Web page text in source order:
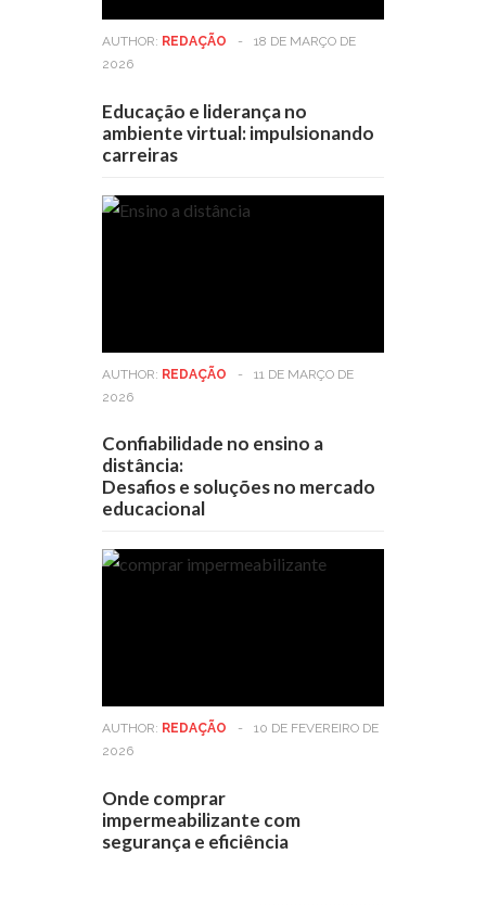
AUTHOR: REDAÇÃO -
18 DE MARÇO DE
2026
Educação e liderança no
ambiente virtual: impulsionando
carreiras
AUTHOR: REDAÇÃO -
11 DE MARÇO DE
2026
Confiabilidade no ensino a
distância:
Desafios e soluções no mercado
educacional
AUTHOR: REDAÇÃO -
10 DE FEVEREIRO DE
2026
Onde comprar
impermeabilizante com
segurança e eficiência